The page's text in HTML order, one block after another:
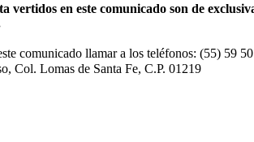
vertidos en este comunicado son de
comunicado llamar a los teléfonos: (55)
Col. Lomas de Santa Fe, C.P. 01219